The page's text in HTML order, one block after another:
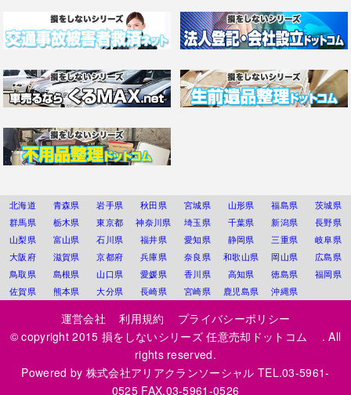
北海道 青森県 岩手県 秋田県 宮城県 山形県 福島県
茨城県
群馬県
栃木県 東京都 神奈川県 埼玉県 千葉県 新潟県
長野県
山梨県
富山県 石川県 福井県 愛知県 静岡県 三重県
岐阜県
大阪府
滋賀県 京都府 兵庫県 奈良県 和歌山県 岡山県
広島県
鳥取県
島根県 山口県 愛媛県 香川県 高知県 徳島県
福岡県
佐賀県
熊本県 大分県 長崎県 宮崎県 鹿児島県 沖縄県
運営会社 利用規約
プライバシーポリシー
© copyright 2015損をしないシリーズ 任意売却ドットコム
. All
rights reserved.
Powered by 株式会社アリアクランソーシャル TEL.03-5961-
0525 FAX.03-5961-0526